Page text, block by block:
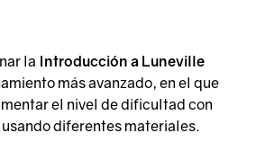
la Introducción a Luneville
más avanzado, en el que
el nivel de dificultad con
diferentes materiales.